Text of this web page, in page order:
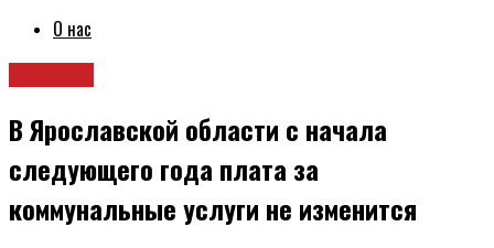
О нас
В Ярославской области с начала
следующего года плата за
коммунальные услуги не изменится